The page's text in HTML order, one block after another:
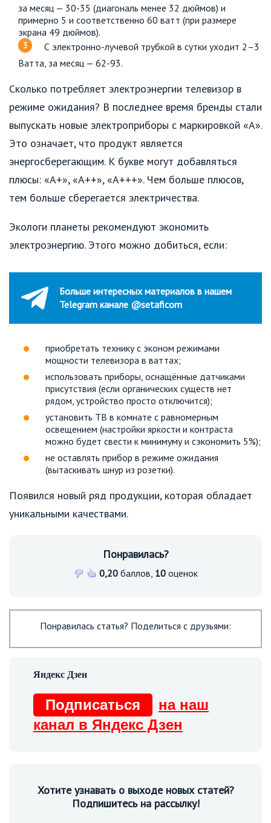
за месяц — 30-35 (диагональ менее 32 дюймов) и
примерно 5 и соответственно 60 ватт (при размере
экрана 49 дюймов).
С электронно-лучевой трубкой в сутки уходит 2–3
Ватта, за месяц — 62-93.
Сколько потребляет электроэнергии телевизор в
режиме ожидания? В последнее время бренды стали
выпускать новые электроприборы с маркировкой «А».
Это означает, что продукт является
энергосберегающим. К букве могут добавляться
плюсы: «А+», «А++», «А+++». Чем больше плюсов,
тем больше сберегается электричества.
Экологи планеты рекомендуют экономить
электроэнергию. Этого можно добиться, если:
Больше интересных материалов в нашем
Telegram канале @setaficom
приобретать технику с эконом режимами
мощности телевизора в ваттах;
использовать приборы, оснащённые датчиками
присутствия (если органических существ нет
рядом, устройство просто отключится);
установить ТВ в комнате с равномерным
освещением (настройки яркости и контраста
можно будет свести к минимуму и сэкономить 5%);
не оставлять прибор в режиме ожидания
(вытаскивать шнур из розетки).
Появился новый ряд продукции, которая обладает
уникальными качествами.
Понравилась?
0,20баллов, 10оценок
Понравилась статья? Поделиться с друзьями:
Подписаться
на наш
канал в Яндекс Дзен
Хотите узнавать о выходе новых статей?
Подпишитесь на рассылку!